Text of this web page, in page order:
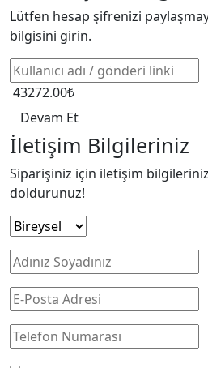
Lütfen hesap şifrenizi
bilgisini girin.
43272.00₺
Devam Et
İletişim Bilgileriniz
Siparişiniz için iletişim
doldurunuz!